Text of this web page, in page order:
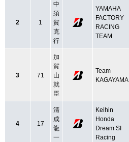
2 1
中
須
賀
克
行
YAMAHA
FACTORY
RACING
TEAM
3 71
加
賀
山
就
臣
Team
KAGAYAMA
4 17
清
成
龍
一
Keihin
Honda
Dream SI
Racing